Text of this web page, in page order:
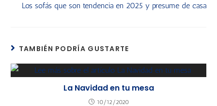
Los sofás que son tendencia en 2025 y presume de casa
TAMBIÉN PODRÍA GUSTARTE
La Navidad en tu mesa
10/12/2020